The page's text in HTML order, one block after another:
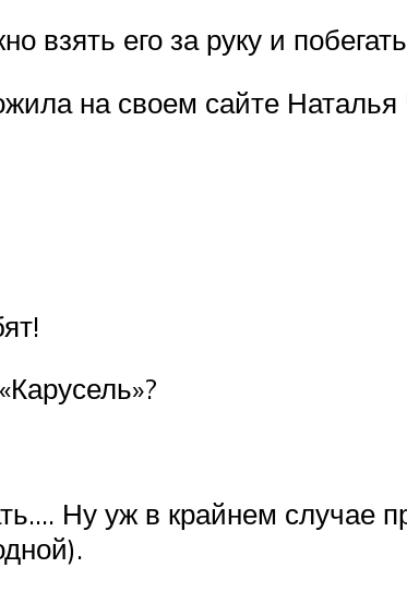
взять его за руку и
на своем сайте Наталья
Ну уж в крайнем случае